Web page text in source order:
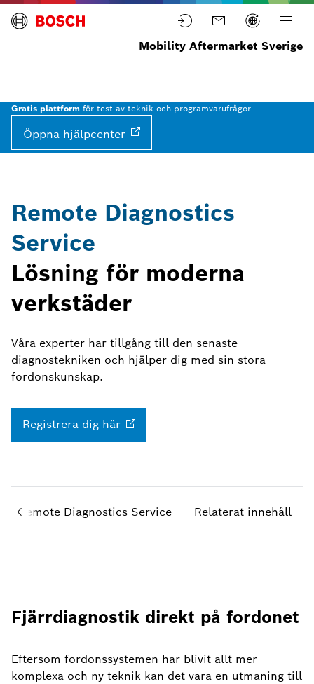
Mobility Aftermarket Sverige
Gratis plattform för test av teknik och programvarufrågor
Öppna hjälpcenter
Remote Diagnostics
Service
Lösning för moderna
verkstäder
Våra experter har tillgång till den senaste
diagnostekniken och hjälper dig med sin stora
fordonskunskap.
Registrera dig här
Remote Diagnostics Service Relaterat innehåll
Fjärrdiagnostik direkt på fordonet
Eftersom fordonssystemen har blivit allt mer
komplexa och ny teknik kan det vara en utmaning till